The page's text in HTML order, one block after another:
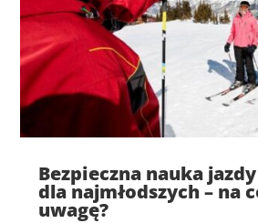
Bezpieczna nauka
dla najmłodszych – na
uwagę?